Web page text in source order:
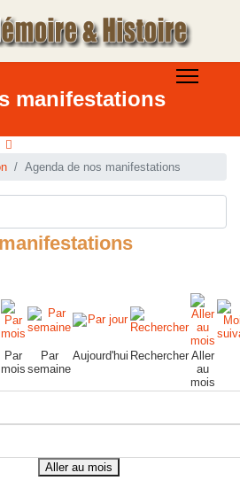
manifestations
Agenda de nos manifestations
Par
mois
Par
semaine
Aujourd'hui Rechercher Aller
au
mois
Aller au mois